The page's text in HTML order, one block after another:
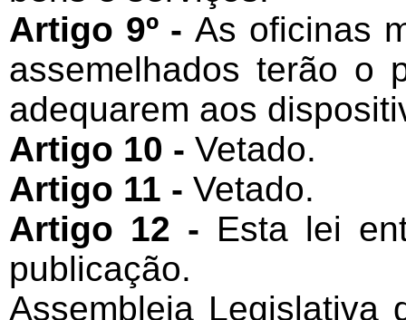
Artigo 9º -As oficinas
assemelhados terão o
adequarem aos
Artigo 10 - Vetado.
Artigo 11 - Vetado.
Artigo 12 - Esta lei
publicação.
Assembleia Legislativa